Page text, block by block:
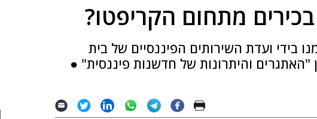
מתחום הקריפטו?
בידי ועדת השירותים הפיננסיים של בית
ב-8 בדצמבר, בעניין "האתגרים והיתרונות של חדשנות פיננסית" ●